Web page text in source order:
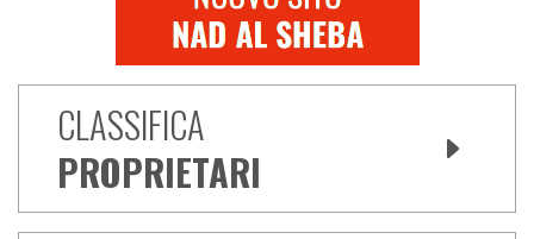
CLASSIFICA
PROPRIETARI